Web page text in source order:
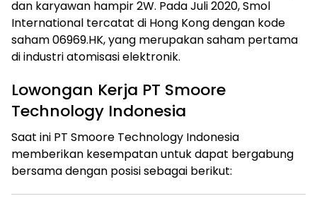
dan karyawan hampir 2W. Pada Juli 2020, Smol
International tercatat di Hong Kong dengan kode
saham 06969.HK, yang merupakan saham pertama
di industri atomisasi elektronik.
Lowongan Kerja PT Smoore
Technology Indonesia
Saat ini PT Smoore Technology Indonesia
memberikan kesempatan untuk dapat bergabung
bersama dengan posisi sebagai berikut: